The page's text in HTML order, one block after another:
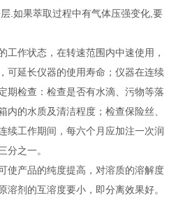
.如果萃取过程中有气体压强变化,要
作状态，在转速范围内中速使用，
可延长仪器的使用寿命；仪器在连续
期检查：检查是否有水滴、污物等落
内的水质及清洁程度；检查保险丝、
续工作期间，每六个月应加注一次润
分之一。
产品的纯度提高，对溶质的溶解度
溶剂的互溶度要小，即分离效果好。